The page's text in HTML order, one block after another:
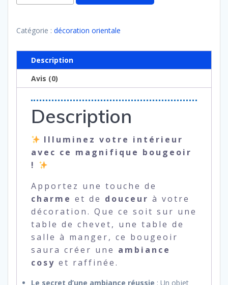
de
argenté
Catégorie : décoration orientale
Description
Avis (0)
Description
Illuminez votre intérieur
avec ce magnifique bougeoir
!
Apportez une touche de
charme et de douceur à votre
décoration. Que ce soit sur une
table de chevet, une table de
salle à manger, ce bougeoir
saura créer une ambiance
cosy et raffinée.
Le secret d’une ambiance réussie : Un objet